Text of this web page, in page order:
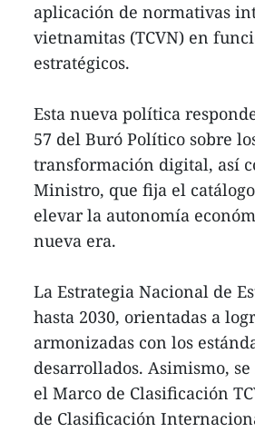
aplicación de normativas
vietnamitas (TCVN) en
estratégicos.
Esta nueva política
57 del Buró Político sobre
transformación digital, así
Ministro, que fija el
elevar la autonomía
nueva era.
La Estrategia Nacional de
hasta 2030, orientadas a
armonizadas con los
desarrollados. Asimismo,
el Marco de Clasificación
de Clasificación